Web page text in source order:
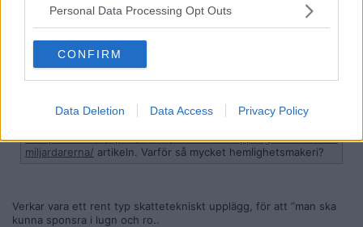
Personal Data Processing Opt Outs
CONFIRM
Data Deletion Data Access Privacy Policy
brasnyggman
Medlem
Ursprungligen postat avtonymontana
w.expressen.se/sport/motor/ericssons-koppling-till-svenska-
miljardarerna/ artikeln. Varför så mycket hemlighetsmakeri?
Verkar vara ett rent typ skattetekniskt upplägg, för att ”man ska
kunna sponsra i lugn och ro..